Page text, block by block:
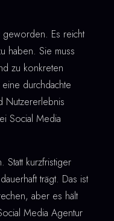
Es reicht
haben. Sie muss
zu konkreten
durchdachte
Nutzererlebnis
Social Media
Statt kurzfristiger
trägt. Das ist
aber es hält
Media Agentur